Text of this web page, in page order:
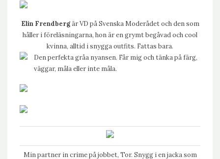
Elin Frendbergär VD på Svenska Moderådet och den som
håller i föreläsningarna, hon är en grymt begåvad och cool
kvinna, alltid i snygga outfits. Fattas bara.
Den perfekta gråa nyansen. Får mig och tänka på färg,
väggar, måla eller inte måla.
Min partner in crime på jobbet, Tor. Snygg i en jacka som